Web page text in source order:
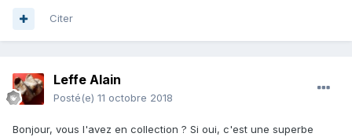
Citer
Leffe Alain
Posté(e) 11 octobre 2018
Bonjour, vous l'avez en collection ? Si oui, c'est une superbe